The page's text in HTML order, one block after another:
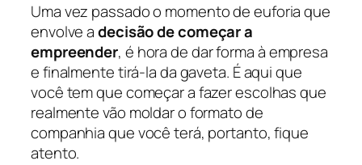
Uma vez passado o momento de euforia que
envolve adecisão de começar a
empreender, é hora de dar forma à empresa
e finalmente tirá-la da gaveta. É aqui que
você tem que começar a fazer escolhas que
realmente vão moldar o formato de
companhia que você terá, portanto, fique
atento.